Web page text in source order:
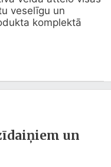
veselīgu un
komplektā
un